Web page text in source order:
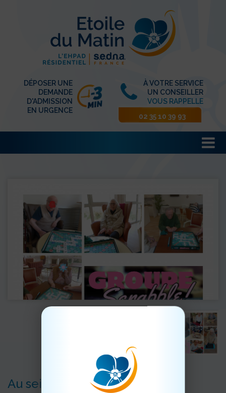
DÉPOSER UNE
DEMANDE
D'ADMISSION
EN URGENCE
À VOTRE SERVICE
UN CONSEILLER
VOUS RAPPELLE
02 35 10 39 93
Au sein de l’Unité Protégée